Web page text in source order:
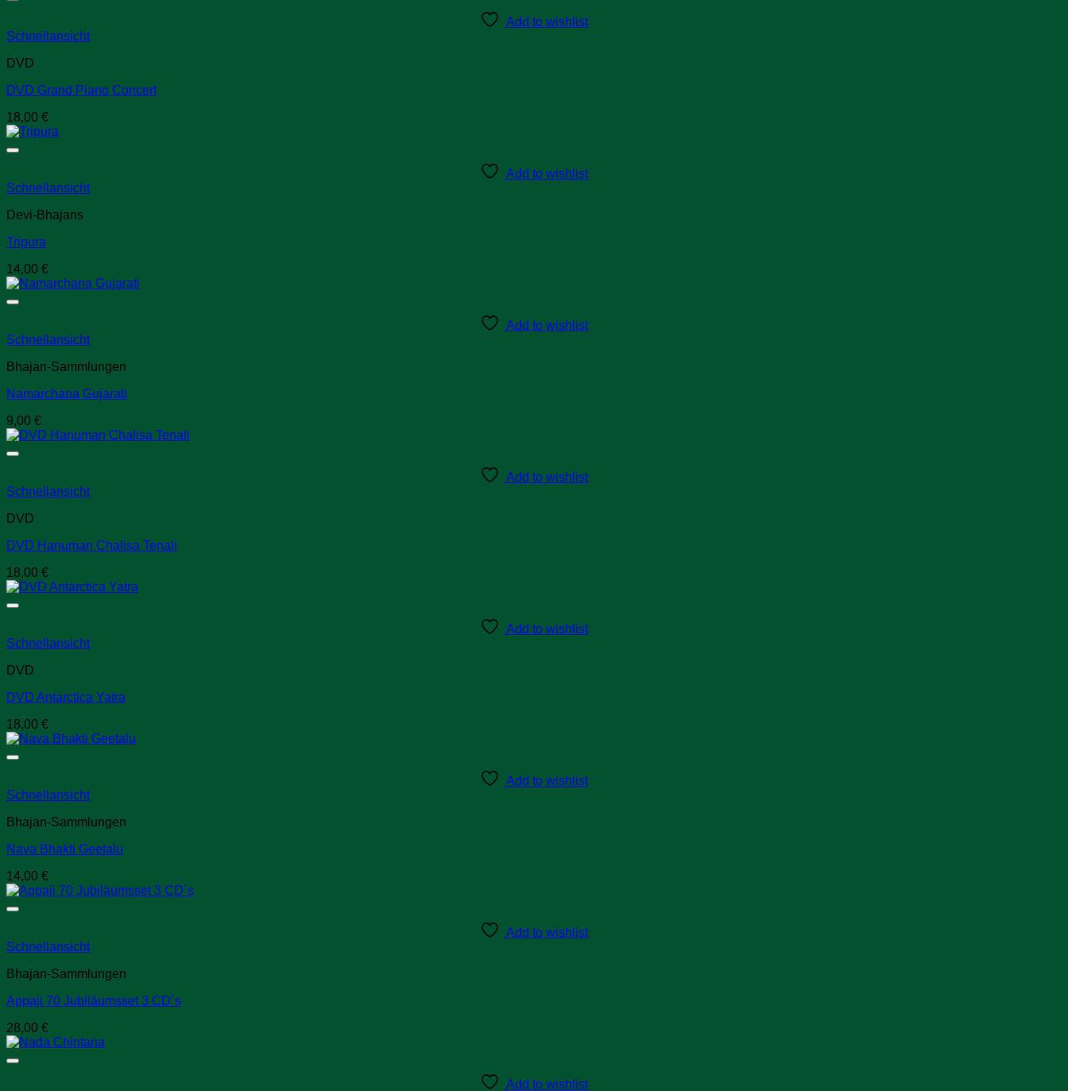
Add to wishlist
Schnellansicht
DVD
DVD Grand Piano Concert
18,00 €
Add to wishlist
Schnellansicht
Devi-Bhajans
Tripura
14,00 €
Add to wishlist
Schnellansicht
Bhajan-Sammlungen
Namarchana Gujarati
9,00 €
Add to wishlist
Schnellansicht
DVD
DVD Hanuman Chalisa Tenali
18,00 €
Add to wishlist
Schnellansicht
DVD
DVD Antarctica Yatra
18,00 €
Add to wishlist
Schnellansicht
Bhajan-Sammlungen
Nava Bhakti Geetalu
14,00 €
Add to wishlist
Schnellansicht
Bhajan-Sammlungen
Appaji 70 Jubiläumsset 3 CD´s
28,00 €
Add to wishlist